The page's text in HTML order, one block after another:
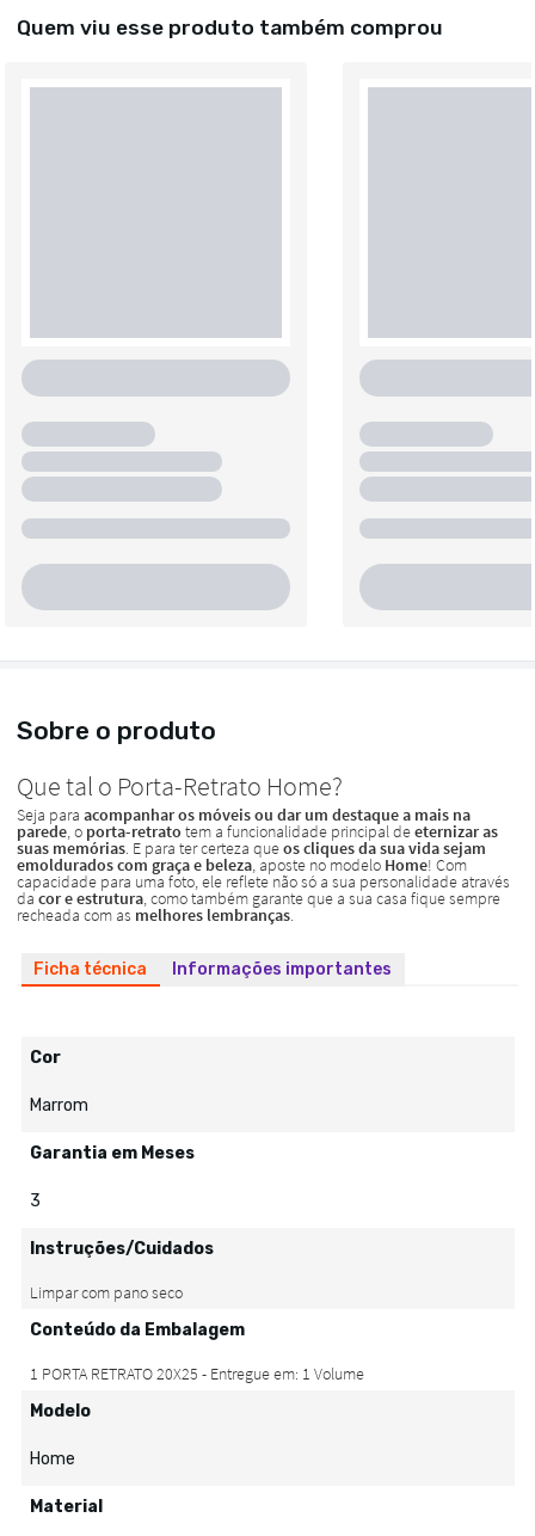
Quem viu esse produto também comprou
Sobre o produto
Ficha técnica Informações importantes
Cor
Marrom
Garantia em Meses
3
Instruções/Cuidados
Conteúdo da Embalagem
Modelo
Home
Material